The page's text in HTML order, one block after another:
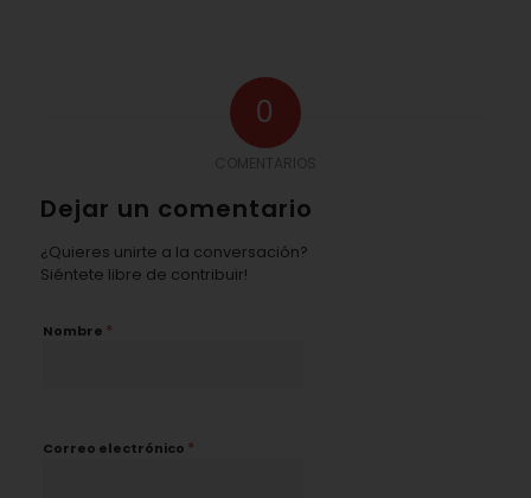
0
Dejar un comentario
¿Quieres unirte a la conversación?
Siéntete libre de contribuir!
Nombre *
Correo electrónico *